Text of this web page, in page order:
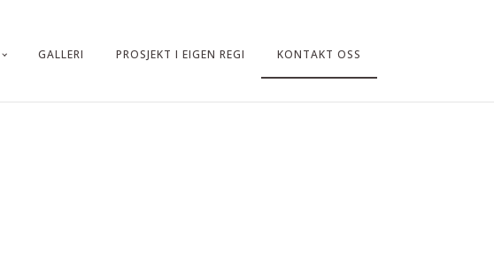
GALLERI PROSJEKT I EIGEN REGI KONTAKT OSS